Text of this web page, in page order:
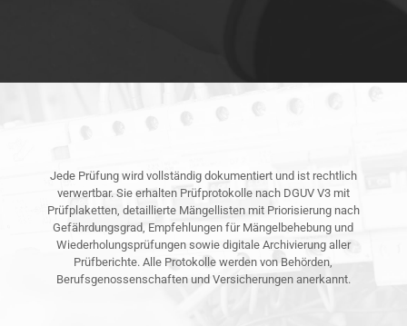
Jede Prüfung wird vollständig dokumentiert und ist rechtlich
verwertbar. Sie erhalten Prüfprotokolle nach DGUV V3 mit
Prüfplaketten, detaillierte Mängellisten mit Priorisierung nach
Gefährdungsgrad, Empfehlungen für Mängelbehebung und
Wiederholungsprüfungen sowie digitale Archivierung aller
Prüfberichte. Alle Protokolle werden von Behörden,
Berufsgenossenschaften und Versicherungen anerkannt.